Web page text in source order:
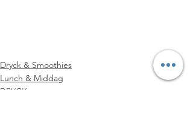
Dryck & Smoothies
Lunch & Middag
DRYCK